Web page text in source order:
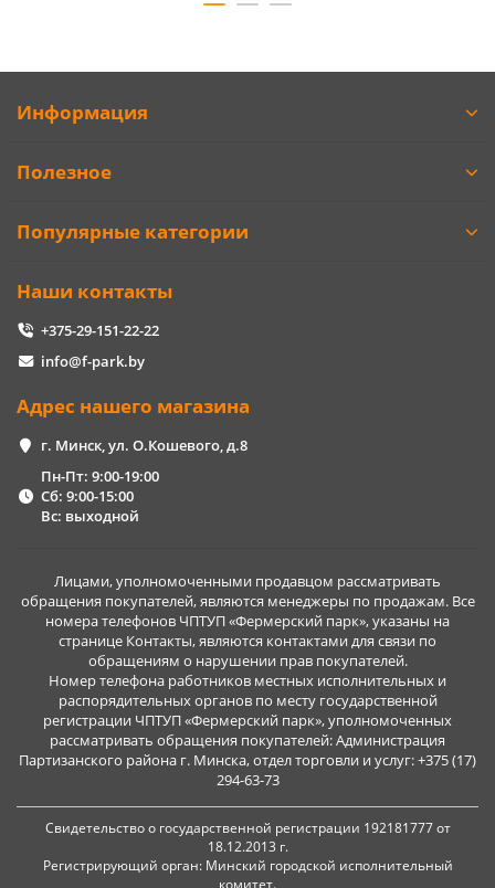
Информация
Полезное
Популярные категории
Наши контакты
+375-29-151-22-22
info@f-park.by
Адрес нашего магазина
г. Минск, ул. О.Кошевого, д.8
Пн-Пт: 9:00-19:00
Сб: 9:00-15:00
Вс: выходной
Лицами, уполномоченными продавцом рассматривать
обращения покупателей, являются менеджеры по продажам. Все
номера телефонов ЧПТУП «Фермерский парк», указаны на
странице Контакты, являются контактами для связи по
обращениям о нарушении прав покупателей.
Номер телефона работников местных исполнительных и
распорядительных органов по месту государственной
регистрации ЧПТУП «Фермерский парк», уполномоченных
рассматривать обращения покупателей: Администрация
Партизанского района г. Минска, отдел торговли и услуг: +375 (17)
294-63-73
Свидетельство о государственной регистрации 192181777 от
18.12.2013 г.
Регистрирующий орган: Минский городской исполнительный
комитет.